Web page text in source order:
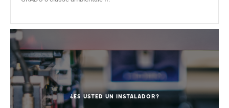
¿Es usted un instalador?